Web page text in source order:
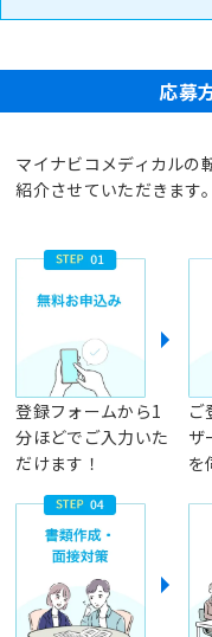
応募
マイナビコメディカルの
紹介させていただきます。
登録フォームから1
分ほどでご入力いた
だけます！
ご
ザ
を